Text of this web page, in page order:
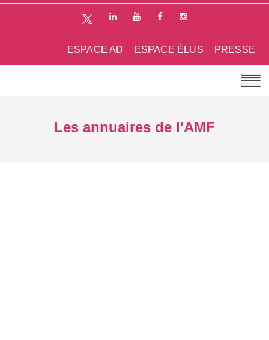
PRESSE
ESPACE ÉLUS
ESPACE AD
Les annuaires de l'AMF